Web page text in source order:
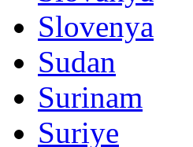
Slovenya
Sudan
Surinam
Suriye